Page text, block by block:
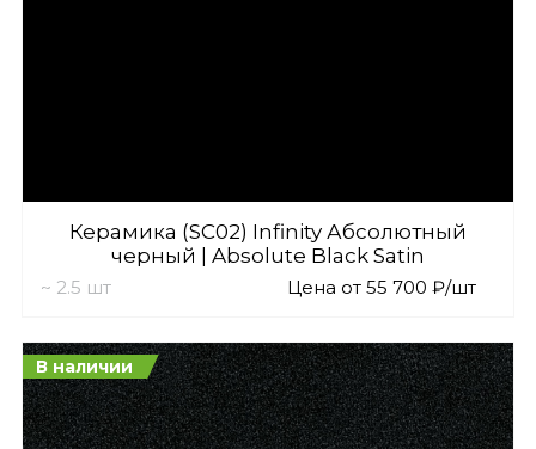
Керамика (SC02) Infinity Абсолютный
черный | Absolute Black Satin
~ 2.5 шт Цена от 55 700 ₽/шт
В наличии